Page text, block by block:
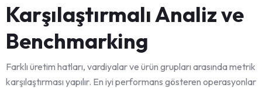
Karşılaştırmalı Analiz ve
Benchmarking
Farklı üretim hatları, vardiyalar ve ürün grupları arasında metrik
karşılaştırması yapılır. En iyi performans gösteren operasyonlar